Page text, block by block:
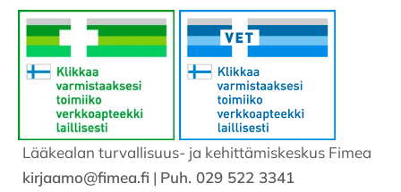
Lääkealan turvallisuus- ja kehittämiskeskus Fimea
kirjaamo@fimea.fi | Puh. 029 522 3341